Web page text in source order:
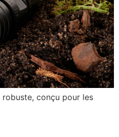
conçu pour les